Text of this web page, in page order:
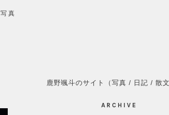
写真
鹿野颯斗のサイト（写真 / 日記 / 散文
ARCHIVE